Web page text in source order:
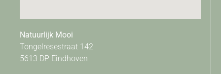
Natuurlijk Mooi
Tongelresestraat 142
5613 DP Eindhoven